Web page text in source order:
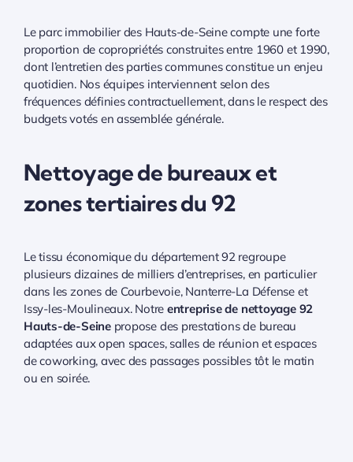
Le parc immobilier des Hauts-de-Seine compte une forte
proportion de copropriétés construites entre 1960 et 1990,
dont l’entretien des parties communes constitue un enjeu
quotidien. Nos équipes interviennent selon des
fréquences définies contractuellement, dans le respect des
budgets votés en assemblée générale.
Nettoyage de bureaux et
zones tertiaires du 92
Le tissu économique du département 92 regroupe
plusieurs dizaines de milliers d’entreprises, en particulier
dans les zones de Courbevoie, Nanterre-La Défense et
Issy-les-Moulineaux. Notre entreprise de nettoyage 92
Hauts-de-Seinepropose des prestations de bureau
adaptées aux open spaces, salles de réunion et espaces
de coworking, avec des passages possibles tôt le matin
ou en soirée.